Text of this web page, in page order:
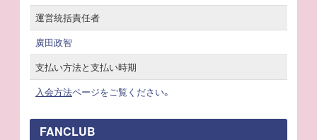
運営統括責任者
廣田政智
支払い方法と支払い時期
入会方法ページをご覧ください。
FANCLUB